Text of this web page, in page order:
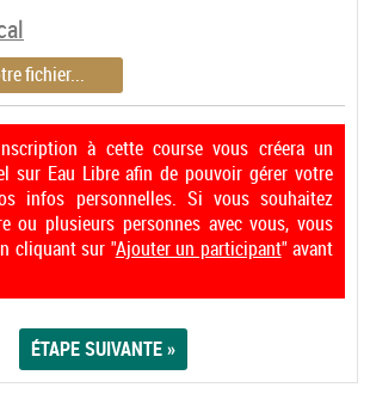
fichier...
à cette course vous créera un
sur Eau Libre afin de pouvoir gérer votre
infos personnelles. Si vous souhaitez
ou plusieurs personnes avec vous, vous
cliquant sur "Ajouter un participant" avant